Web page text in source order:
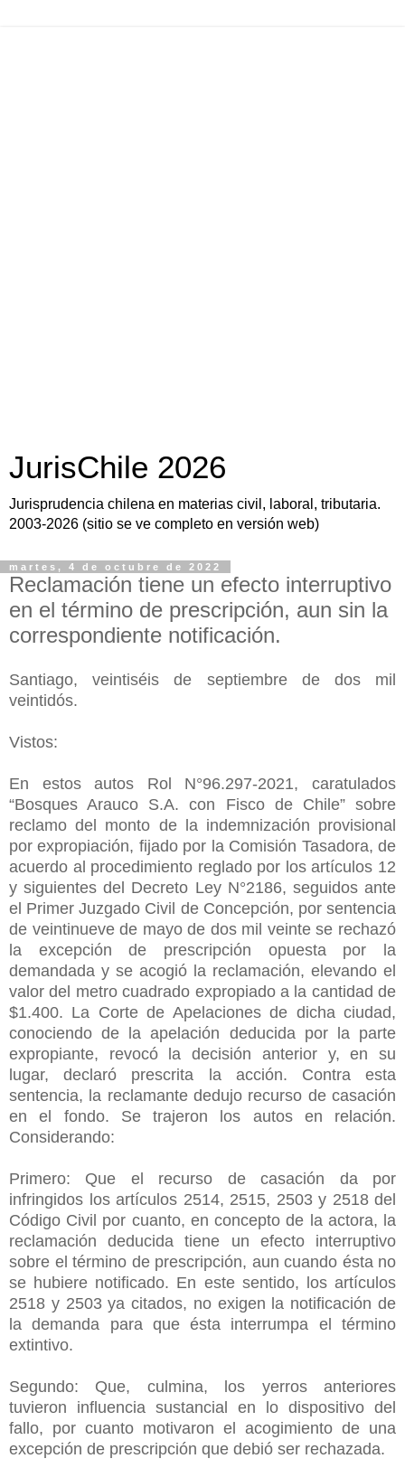
JurisChile 2026
Jurisprudencia chilena en materias civil, laboral, tributaria.
2003-2026 (sitio se ve completo en versión web)
martes, 4 de octubre de 2022
Reclamación tiene un efecto interruptivo
en el término de prescripción, aun sin la
correspondiente notificación.
Santiago, veintiséis de septiembre de dos mil
veintidós.
Vistos:
En estos autos Rol N°96.297-2021, caratulados
“Bosques Arauco S.A. con Fisco de Chile” sobre
reclamo del monto de la indemnización provisional
por expropiación, fijado por la Comisión Tasadora, de
acuerdo al procedimiento reglado por los artículos 12
y siguientes del Decreto Ley N°2186, seguidos ante
el Primer Juzgado Civil de Concepción, por sentencia
de veintinueve de mayo de dos mil veinte se rechazó
la excepción de prescripción opuesta por la
demandada y se acogió la reclamación, elevando el
valor del metro cuadrado expropiado a la cantidad de
$1.400. La Corte de Apelaciones de dicha ciudad,
conociendo de la apelación deducida por la parte
expropiante, revocó la decisión anterior y, en su
lugar, declaró prescrita la acción. Contra esta
sentencia, la reclamante dedujo recurso de casación
en el fondo. Se trajeron los autos en relación.
Considerando:
Primero: Que el recurso de casación da por
infringidos los artículos 2514, 2515, 2503 y 2518 del
Código Civil por cuanto, en concepto de la actora, la
reclamación deducida tiene un efecto interruptivo
sobre el término de prescripción, aun cuando ésta no
se hubiere notificado. En este sentido, los artículos
2518 y 2503 ya citados, no exigen la notificación de
la demanda para que ésta interrumpa el término
extintivo.
Segundo: Que, culmina, los yerros anteriores
tuvieron influencia sustancial en lo dispositivo del
fallo, por cuanto motivaron el acogimiento de una
excepción de prescripción que debió ser rechazada.